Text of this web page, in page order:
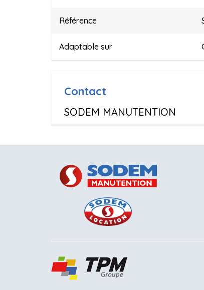
Référence
Adaptable sur
Contact
SODEM MANUTENTION